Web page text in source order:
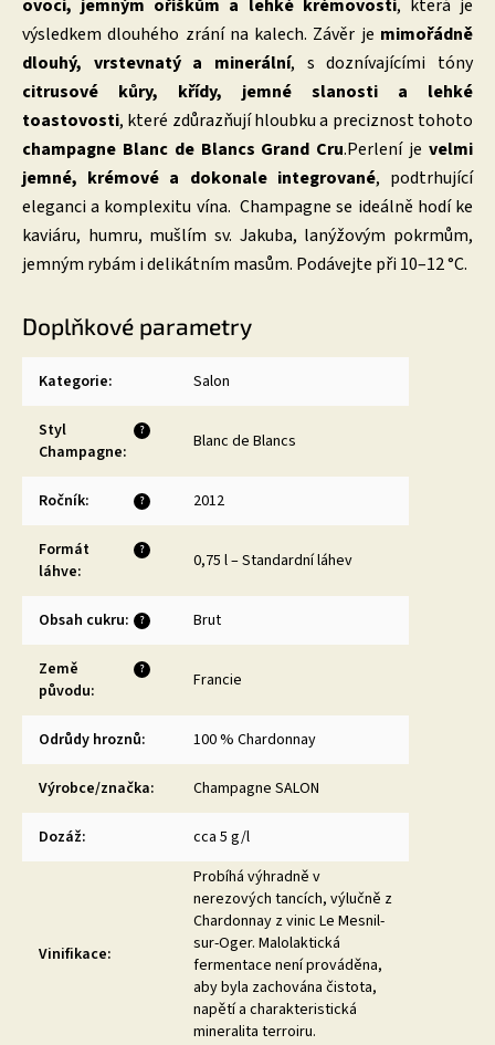
ovoci, jemným oříškům a lehké krémovosti, která je
výsledkem dlouhého zrání na kalech. Závěr je mimořádně
dlouhý, vrstevnatý a minerální, s doznívajícími tóny
citrusové kůry, křídy, jemné slanosti a lehké
toastovosti, které zdůrazňují hloubku a preciznost tohoto
champagne Blanc de Blancs Grand Cru.Perlení jevelmi
jemné, krémové a dokonale integrované, podtrhující
eleganci a komplexitu vína. Champagne se ideálně hodí ke
kaviáru, humru, mušlím sv. Jakuba, lanýžovým pokrmům,
jemným rybám i delikátním masům. Podávejte při 10–12 °C.
Doplňkové parametry
Kategorie: Salon
?
Styl
Champagne: Blanc de Blancs
?
Ročník: 2012
?
Formát
láhve: 0,75 l – Standardní láhev
?
Obsah cukru: Brut
?
Země
původu: Francie
Odrůdy hroznů: 100 % Chardonnay
Výrobce/značka: Champagne SALON
Dozáž: cca 5 g/l
Vinifikace:
Probíhá výhradně v
nerezových tancích, výlučně z
Chardonnay z vinic Le Mesnil-
sur-Oger. Malolaktická
fermentace není prováděna,
aby byla zachována čistota,
napětí a charakteristická
mineralita terroiru.